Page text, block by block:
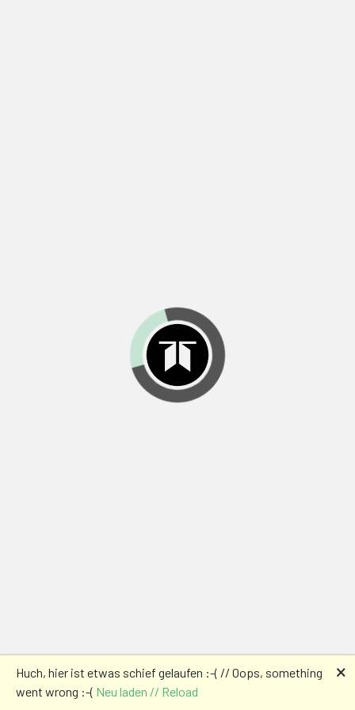
Huch, hier ist etwas schief gelaufen :-( // Oops, something
went wrong :-( Neu laden // Reload
🗙